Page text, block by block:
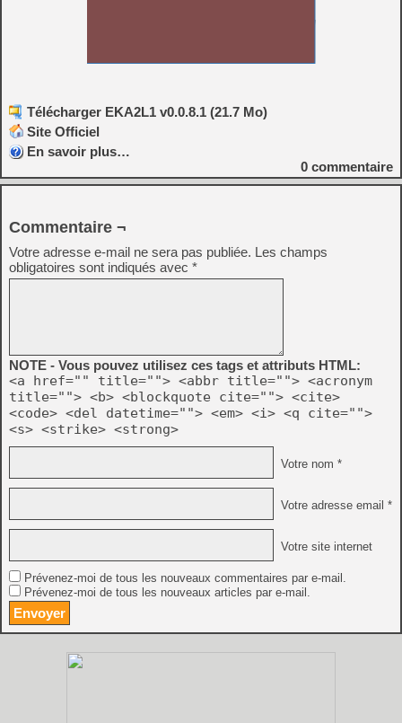
Télécharger EKA2L1 v0.0.8.1 (21.7 Mo)
Site Officiel
En savoir plus…
0 commentaire
Commentaire ¬
Votre adresse e-mail ne sera pas publiée. Les champs
obligatoires sont indiqués avec *
NOTE - Vous pouvez utilisez ces tags et attributs HTML:
<a href="" title=""> <abbr title=""> <acronym
title=""> <b> <blockquote cite=""> <cite>
<code> <del datetime=""> <em> <i> <q cite="">
<s> <strike> <strong>
Votre nom *
Votre adresse email *
Votre site internet
Prévenez-moi de tous les nouveaux commentaires par e-mail.
Prévenez-moi de tous les nouveaux articles par e-mail.